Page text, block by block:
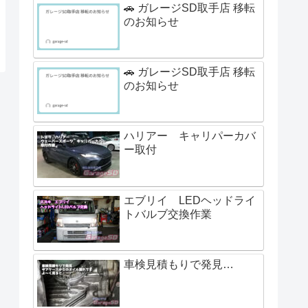
🚗 ガレージSD取手店 移転
のお知らせ
🚗 ガレージSD取手店 移転
のお知らせ
ハリアー キャリパーカバ
ー取付
エブリイ LEDヘッドライ
トバルブ交換作業
車検見積もりで発見…